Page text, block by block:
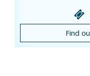
Find